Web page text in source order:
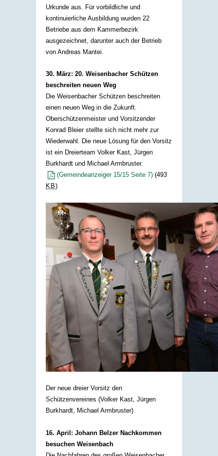
Urkunde aus. Für vorbildliche und
kontinuierliche Ausbildung wurden 22
Betriebe aus dem Kammerbezirk
ausgezeichnet, darunter auch der Betrieb
von Andreas Mantei.​
30. März: 20. Weisenbacher Schützen
beschreiten neuen Weg
Die Weisenbacher Schützen beschreiten
einen neuen Weg in die Zukunft.
Oberschützenmeister und Vorsitzender
Konrad Bleier stellte sich nicht mehr zur
Wiederwahl. Die neue Lösung für den Vorsitz
ist ein Dreierteam Volker Kast, Jürgen
Burkhardt und Michael Armbruster.
(Gemeindeanzeiger 15/15 Seite 7) (493
KB)
Der neue dreier Vorsitz den
Schützenvereines (Volker Kast, Jürgen
Burkhardt, Michael Armbruster)
16. April: Johann Belzer Nachkommen
besuchen Weisenbach